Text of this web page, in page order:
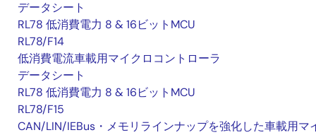
データシート
RL78 低消費電力 8 & 16ビットMCU
RL78/F14
低消費電流車載用マイクロコントローラ
データシート
RL78 低消費電力 8 & 16ビットMCU
RL78/F15
CAN/LIN/IEBus・メモリラインナップを強化した車載用マ